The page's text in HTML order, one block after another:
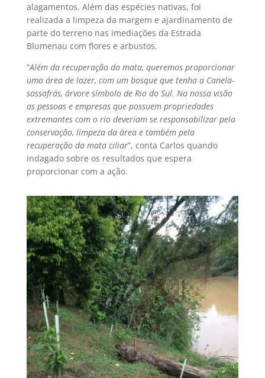
alagamentos. Além das espécies nativas, foi
realizada a limpeza da margem e ajardinamento de
parte do terreno nas imediações da Estrada
Blumenau com flores e arbustos.
“Além da recuperação da mata, queremos proporcionar
uma área de lazer, com um bosque que tenha a Canela-
sassafrás, árvore símbolo de Rio do Sul. Na nossa visão
as pessoas e empresas que possuem propriedades
extremantes com o rio deveriam se responsabilizar pela
conservação, limpeza da área e também pela
recuperação da mata ciliar”, conta Carlos quando
indagado sobre os resultados que espera
proporcionar com a ação.